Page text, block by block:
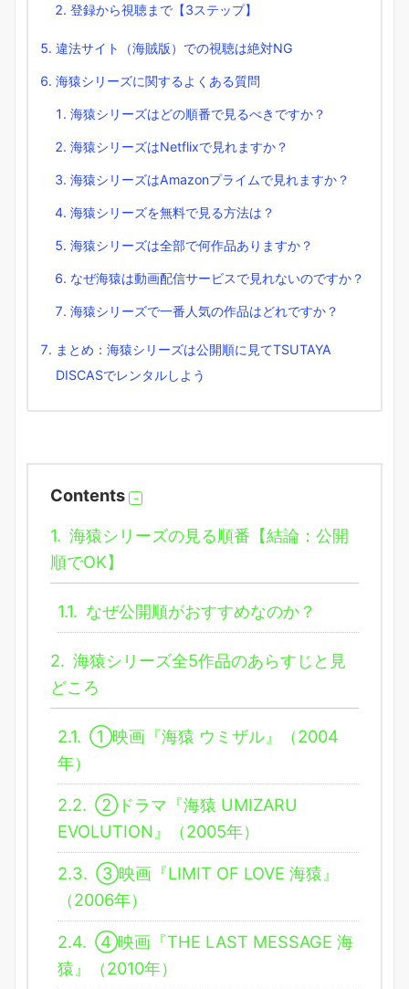
登録から視聴まで【3ステップ】
違法サイト（海賊版）での視聴は絶対NG
海猿シリーズに関するよくある質問
海猿シリーズはどの順番で見るべきですか？
海猿シリーズはNetflixで見れますか？
海猿シリーズはAmazonプライムで見れますか？
海猿シリーズを無料で見る方法は？
海猿シリーズは全部で何作品ありますか？
なぜ海猿は動画配信サービスで見れないのですか？
海猿シリーズで一番人気の作品はどれですか？
まとめ：海猿シリーズは公開順に見てTSUTAYA
DISCASでレンタルしよう
Contents
1. 海猿シリーズの見る順番【結論：公開
順でOK】
1.1. なぜ公開順がおすすめなのか？
2. 海猿シリーズ全5作品のあらすじと見
どころ
2.1. ①映画『海猿 ウミザル』（2004
年）
2.2. ②ドラマ『海猿 UMIZARU
EVOLUTION』（2005年）
2.3. ③映画『LIMIT OF LOVE 海猿』
（2006年）
2.4. ④映画『THE LAST MESSAGE 海
猿』（2010年）